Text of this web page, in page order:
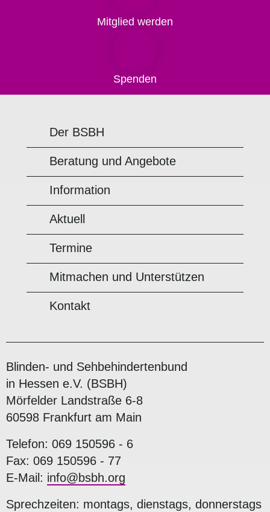
Mitglied werden
Spenden
Der BSBH
Beratung und Angebote
Information
Aktuell
Termine
Mitmachen und Unterstützen
Kontakt
Blinden- und Sehbehindertenbund
in Hessen e.V. (BSBH)
Mörfelder Landstraße 6-8
60598 Frankfurt am Main
Telefon: 069 150596 - 6
Fax: 069 150596 - 77
E-Mail: info@bsbh.org
Sprechzeiten: montags, dienstags, donnerstags